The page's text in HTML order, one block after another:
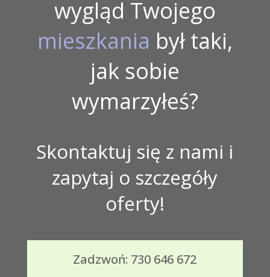
wygląd Twojego
mieszkania był taki,
jak sobie
wymarzyłeś?
Skontaktuj się z nami i
zapytaj o szczegóły
oferty!
Zadzwoń: 730 646 672